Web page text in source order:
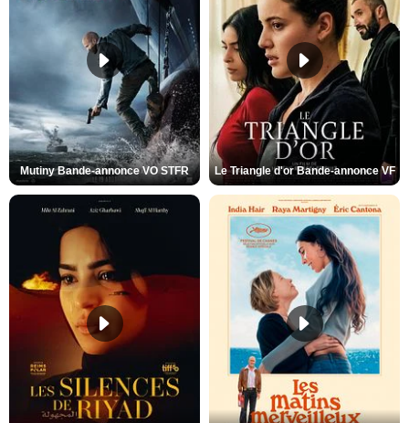
Mutiny Bande-annonce VO STFR Le Triangle d'or Bande-annonce VF